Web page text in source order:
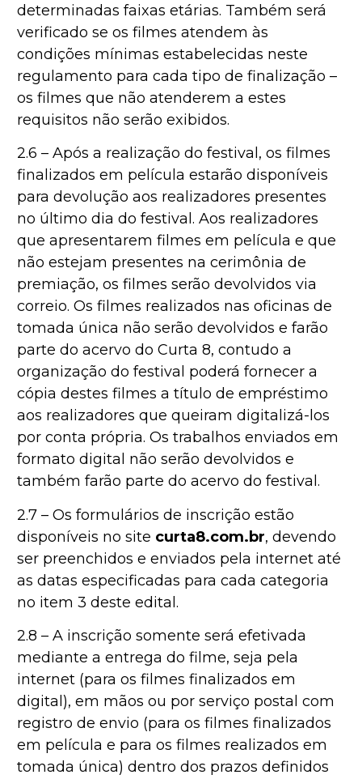
determinadas faixas etárias. Também será
verificado se os filmes atendem às
condições mínimas estabelecidas neste
regulamento para cada tipo de finalização –
os filmes que não atenderem a estes
requisitos não serão exibidos.
2.6 – Após a realização do festival, os filmes
finalizados em película estarão disponíveis
para devolução aos realizadores presentes
no último dia do festival. Aos realizadores
que apresentarem filmes em película e que
não estejam presentes na cerimônia de
premiação, os filmes serão devolvidos via
correio. Os filmes realizados nas oficinas de
tomada única não serão devolvidos e farão
parte do acervo do Curta 8, contudo a
organização do festival poderá fornecer a
cópia destes filmes a título de empréstimo
aos realizadores que queiram digitalizá-los
por conta própria. Os trabalhos enviados em
formato digital não serão devolvidos e
também farão parte do acervo do festival.
2.7 – Os formulários de inscrição estão
disponíveis no site curta8.com.br, devendo
ser preenchidos e enviados pela internet até
as datas especificadas para cada categoria
no item 3 deste edital.
2.8 – A inscrição somente será efetivada
mediante a entrega do filme, seja pela
internet (para os filmes finalizados em
digital), em mãos ou por serviço postal com
registro de envio (para os filmes finalizados
em película e para os filmes realizados em
tomada única) dentro dos prazos definidos